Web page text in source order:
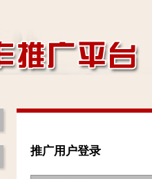
推广用户登录